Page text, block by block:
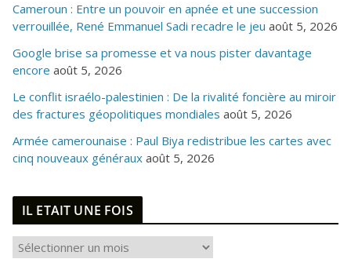
Cameroun : Entre un pouvoir en apnée et une succession
verrouillée, René Emmanuel Sadi recadre le jeu août 5, 2026
Google brise sa promesse et va nous pister davantage
encore août 5, 2026
Le conflit israélo-palestinien : De la rivalité foncière au miroir
des fractures géopolitiques mondiales août 5, 2026
Armée camerounaise : Paul Biya redistribue les cartes avec
cinq nouveaux généraux août 5, 2026
IL ETAIT UNE FOIS